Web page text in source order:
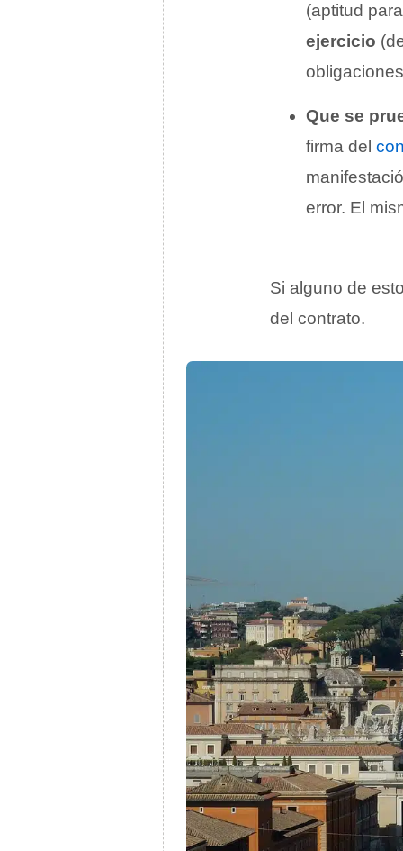
(aptitud
ejercicio
Que se
firma del
error. El
Si alguno de
del contrato.